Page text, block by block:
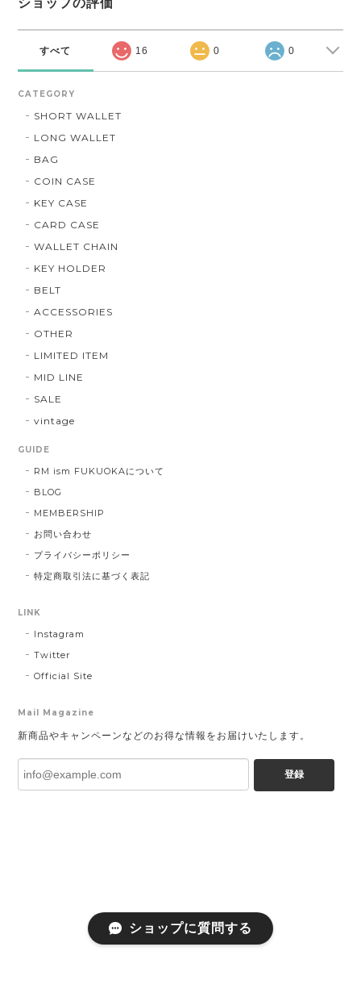
ショップの評価
すべて 16 0 0
CATEGORY
SHORT WALLET
LONG WALLET
BAG
COIN CASE
KEY CASE
CARD CASE
WALLET CHAIN
KEY HOLDER
BELT
ACCESSORIES
OTHER
LIMITED ITEM
MID LINE
SALE
vintage
GUIDE
RM ism FUKUOKAについて
BLOG
MEMBERSHIP
お問い合わせ
プライバシーポリシー
特定商取引法に基づく表記
LINK
Instagram
Twitter
Official Site
Mail Magazine
新商品やキャンペーンなどのお得な情報をお届けいたします。
登録
ショップに質問する